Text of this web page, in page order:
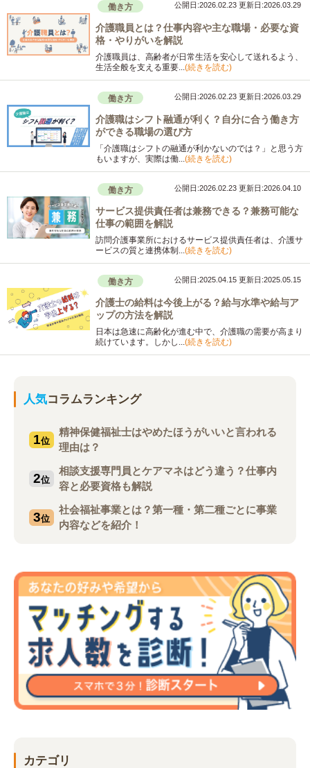
働き方 公開日:2026.02.23 更新日:2026.03.29
介護職員とは？仕事内容や主な職場・必要な資
格・やりがいを解説
介護職員は、高齢者が日常生活を安心して送れるよう、
生活全般を支える重要...(続きを読む)
働き方 公開日:2026.02.23 更新日:2026.03.29
介護職はシフト融通が利く？自分に合う働き方
ができる職場の選び方
「介護職はシフトの融通が利かないのでは？」と思う方
もいますが、実際は働...(続きを読む)
働き方 公開日:2026.02.23 更新日:2026.04.10
サービス提供責任者は兼務できる？兼務可能な
仕事の範囲を解説
訪問介護事業所におけるサービス提供責任者は、介護サ
ービスの質と連携体制...(続きを読む)
働き方 公開日:2025.04.15 更新日:2025.05.15
介護士の給料は今後上がる？給与水準や給与ア
ップの方法を解説
日本は急速に高齢化が進む中で、介護職の需要が高まり
続けています。しかし...(続きを読む)
人気コラムランキング
1位
精神保健福祉士はやめたほうがいいと言われる
理由は？
2位
相談支援専門員とケアマネはどう違う？仕事内
容と必要資格も解説
3位
社会福祉事業とは？第一種・第二種ごとに事業
内容などを紹介！
カテゴリ